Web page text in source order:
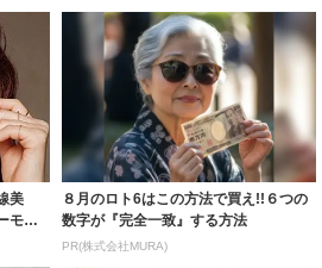
美
モデ
８月のロト6はこの方法で買え!!６つの
数字が『完全一致』する方法
PR(株式会社MURA)